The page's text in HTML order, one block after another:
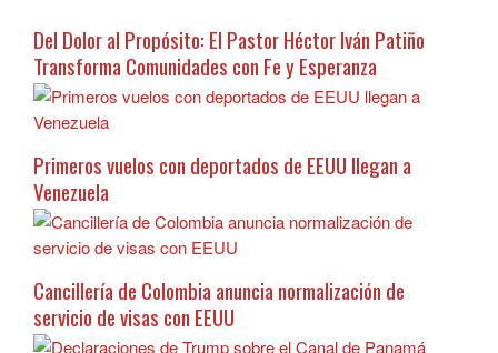
Del Dolor al Propósito: El Pastor Héctor Iván Patiño
Transforma Comunidades con Fe y Esperanza
Primeros vuelos con deportados de EEUU llegan a
Venezuela
Cancillería de Colombia anuncia normalización de
servicio de visas con EEUU